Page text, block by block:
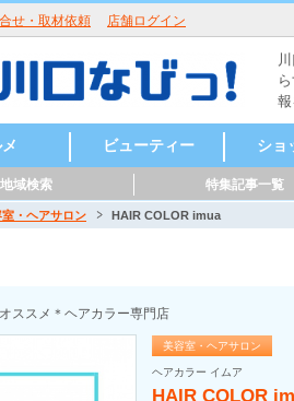
せ・取材依頼 店舗ログイン
・麺類
理
理
理
ーツ
理
ニック
ーティ
あげ
チンカ
ビューティー ショ
食料品
ファッシ
本・雑誌
家電・電
自転車・
新車・中
スポーツ
メガネ・
ト・サ
CD・DVD
リサイク
骨董・陶
着物・呉
美容・健
家具・イ
花・ガー
雑貨
ペット用
音楽・楽
セレクト
ドラッグ
局
その他
ヴィンテ
具
キャンプ
ア
地域検索 特集記事一覧
室・ヘアサロン HAIR COLOR imua
ススメ＊ヘアカラー専門店
美容室・ヘアサロン
ヘアカラー イムア
HAIR COLOR